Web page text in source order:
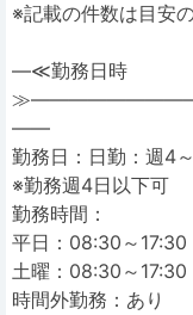
※記載の件数は目安
―≪勤務日時
――
勤務日：日勤：週4
※勤務週4日以下可
勤務時間：
平日：08:30～17:30
土曜：08:30～17:30
時間外勤務：あり